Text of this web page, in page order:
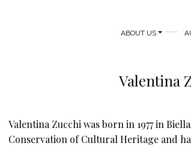
MAIN NAVIGATION
ABOUT US
Valentina
Valentina Zucchi was born in 1977 in
Conservation of Cultural Heritage and